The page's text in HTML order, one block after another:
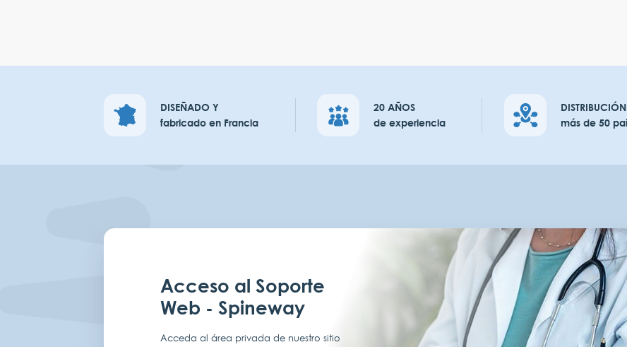
DISEÑADO Y
fabricado en Francia
20 AÑOS
de experiencia
más de 50
Acceso al Soporte
Web - Spineway
Acceda al área privada de nuestro sitio